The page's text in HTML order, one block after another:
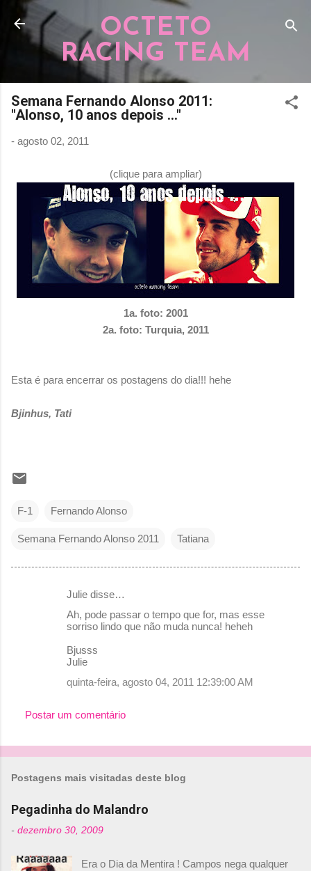
Pular para o conteúdo principal
OCTETO
RACING TEAM
Semana Fernando Alonso 2011:
"Alonso, 10 anos depois ..."
- agosto 02, 2011
(clique para ampliar)
1a. foto: 2001
2a. foto: Turquia, 2011
Esta é para encerrar os postagens do dia!!! hehe
Bjinhus, Tati
F-1 Fernando Alonso
Semana Fernando Alonso 2011 Tatiana
á
i
o
Julie disse…
Ah, pode passar o tempo que for, mas esse
sorriso lindo que não muda nunca! heheh
Bjusss
Julie
quinta-feira, agosto 04, 2011 12:39:00 AM
Postar um comentário
Postagens mais visitadas deste blog
Pegadinha do Malandro
- dezembro 30, 2009
Era o Dia da Mentira ! Campos nega qualquer